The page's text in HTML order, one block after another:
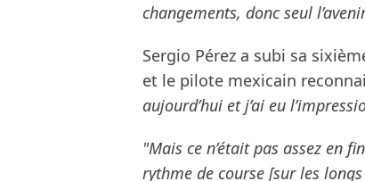
changements, donc seul
Sergio Pérez a subi sa
et le pilote mexicain
aujourd’hui et j’ai eu
"Mais ce n’était pas assez en
rythme de course [sur les